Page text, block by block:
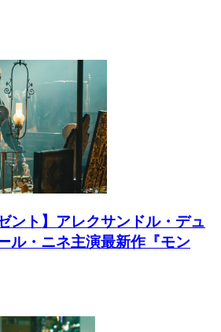
ント】アレクサンドル・デュ
ル・ニネ主演最新作『モン